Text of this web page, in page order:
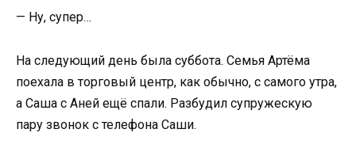
— Ну, супер…
На следующий день была суббота. Семья Артёма
поехала в торговый центр, как обычно, с самого утра,
а Саша с Аней ещё спали. Разбудил супружескую
пару звонок с телефона Саши.